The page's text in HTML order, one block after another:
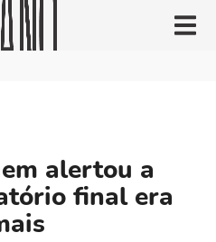
alertou a
final era